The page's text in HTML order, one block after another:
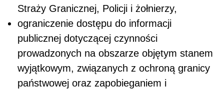
Straży Granicznej, Policji i żołnierzy,
ograniczenie dostępu do informacji
publicznej dotyczącej czynności
prowadzonych na obszarze objętym stanem
wyjątkowym, związanych z ochroną granicy
państwowej oraz zapobieganiem i